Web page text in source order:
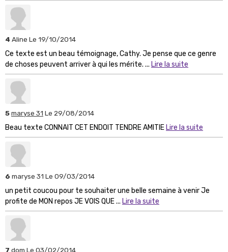
4 Aline Le 19/10/2014
Ce texte est un beau témoignage, Cathy. Je pense que ce genre
de choses peuvent arriver à qui les mérite. ... Lire la suite
5maryse 31 Le 29/08/2014
Beau texte CONNAIT CET ENDOIT TENDRE AMITIE Lire la suite
6 maryse 31 Le 09/03/2014
un petit coucou pour te souhaiter une belle semaine à venir Je
profite de MON repos JE VOIS QUE ... Lire la suite
7 dom Le 03/02/2014